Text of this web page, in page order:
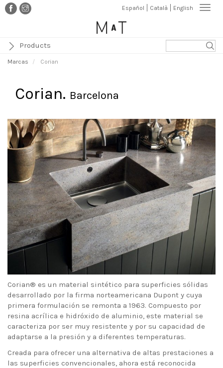
Pasar
al
Español Català English
Products
Marcas Corian
Corian. Barcelona
Corian® es un material sintético para superficies sólidas
desarrollado por la firma norteamericana Dupont y cuya
primera formulación se remonta a 1963. Compuesto por
resina acrílica e hidróxido de aluminio, este material se
caracteriza por ser muy resistente y por su capacidad de
adaptarse a la presión y a diferentes temperaturas.
Creada para ofrecer una alternativa de altas prestaciones a
las superficies convencionales, ahora está reconocida